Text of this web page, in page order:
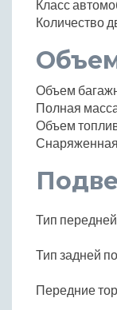
Класс
Количество
Объем
Полная
Объем
Снаряженная
Тип
Тип задней
Передние